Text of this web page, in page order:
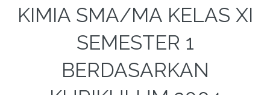
KIMIA SMA/MA KELAS XI
SEMESTER 1
BERDASARKAN